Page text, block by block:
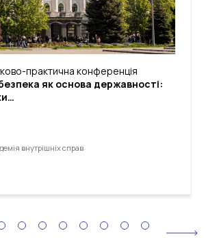
практична конференція
як основа державності:
внутрішніх справ